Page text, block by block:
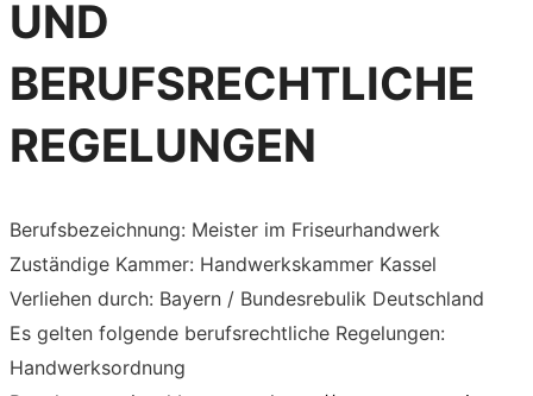
UND
BERUFSRECHTLICHE
REGELUNGEN
Berufsbezeichnung: Meister im Friseurhandwerk
Zuständige Kammer: Handwerkskammer Kassel
Verliehen durch: Bayern / Bundesrebulik Deutschland
Es gelten folgende berufsrechtliche Regelungen:
Handwerksordnung